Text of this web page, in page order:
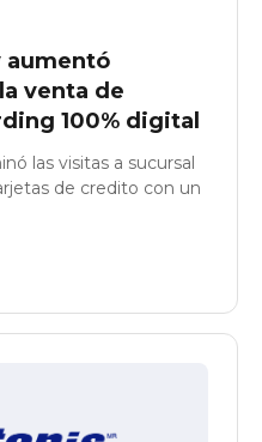
aumentó
venta de
100% digital
las visitas a sucursal
de credito con un